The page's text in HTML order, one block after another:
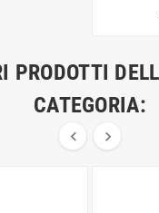
PRODOTTI
CATEGORIA:
 